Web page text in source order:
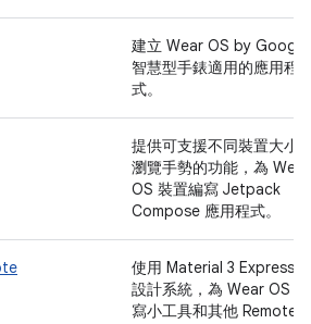
建立 Wear OS by Google
智慧型手錶適用的應用程
式。
提供可支援不同裝置大小
瀏覽手勢的功能，為 Wear
OS 裝置編寫 Jetpack
Compose 應用程式。
使用 Material 3
設計系統，為 Wear OS 編
寫小工具和其他 Remote